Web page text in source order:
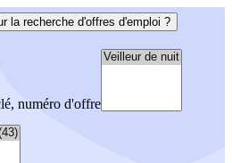
la recherche d'offres d'emploi ?
numéro d'offre